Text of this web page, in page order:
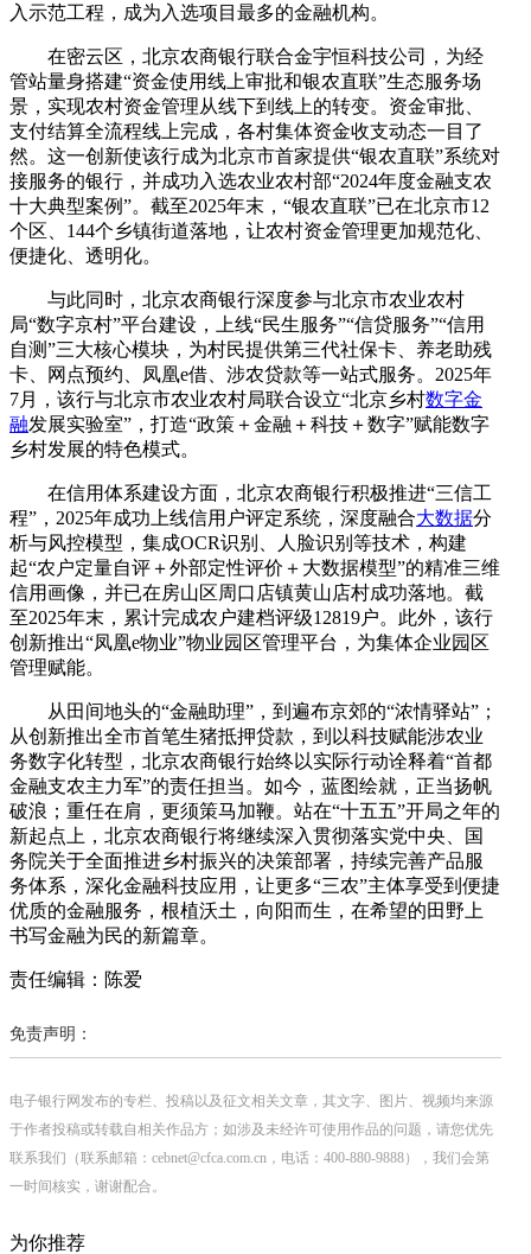
入示范工程，成为入选项目最多的金融机构。
在密云区，北京农商银行联合金宇恒科技公司，为经
管站量身搭建“资金使用线上审批和银农直联”生态服务场
景，实现农村资金管理从线下到线上的转变。资金审批、
支付结算全流程线上完成，各村集体资金收支动态一目了
然。这一创新使该行成为北京市首家提供“银农直联”系统对
接服务的银行，并成功入选农业农村部“2024年度金融支农
十大典型案例”。截至2025年末，“银农直联”已在北京市12
个区、144个乡镇街道落地，让农村资金管理更加规范化、
便捷化、透明化。
与此同时，北京农商银行深度参与北京市农业农村
局“数字京村”平台建设，上线“民生服务”“信贷服务”“信用
自测”三大核心模块，为村民提供第三代社保卡、养老助残
卡、网点预约、凤凰e借、涉农贷款等一站式服务。2025年
7月，该行与北京市农业农村局联合设立“北京乡村数字金
融发展实验室”，打造“政策＋金融＋科技＋数字”赋能数字
乡村发展的特色模式。
在信用体系建设方面，北京农商银行积极推进“三信工
程”，2025年成功上线信用户评定系统，深度融合大数据分
析与风控模型，集成OCR识别、人脸识别等技术，构建
起“农户定量自评＋外部定性评价＋大数据模型”的精准三维
信用画像，并已在房山区周口店镇黄山店村成功落地。截
至2025年末，累计完成农户建档评级12819户。此外，该行
创新推出“凤凰e物业”物业园区管理平台，为集体企业园区
管理赋能。
从田间地头的“金融助理”，到遍布京郊的“浓情驿站”；
从创新推出全市首笔生猪抵押贷款，到以科技赋能涉农业
务数字化转型，北京农商银行始终以实际行动诠释着“首都
金融支农主力军”的责任担当。如今，蓝图绘就，正当扬帆
破浪；重任在肩，更须策马加鞭。站在“十五五”开局之年的
新起点上，北京农商银行将继续深入贯彻落实党中央、国
务院关于全面推进乡村振兴的决策部署，持续完善产品服
务体系，深化金融科技应用，让更多“三农”主体享受到便捷
优质的金融服务，根植沃土，向阳而生，在希望的田野上
书写金融为民的新篇章。
责任编辑：陈爱
免责声明：
电子银行网发布的专栏、投稿以及征文相关文章，其文字、图片、视频均来源
于作者投稿或转载自相关作品方；如涉及未经许可使用作品的问题，请您优先
联系我们（联系邮箱：cebnet@cfca.com.cn，电话：400-880-9888），我们会第
一时间核实，谢谢配合。
为你推荐